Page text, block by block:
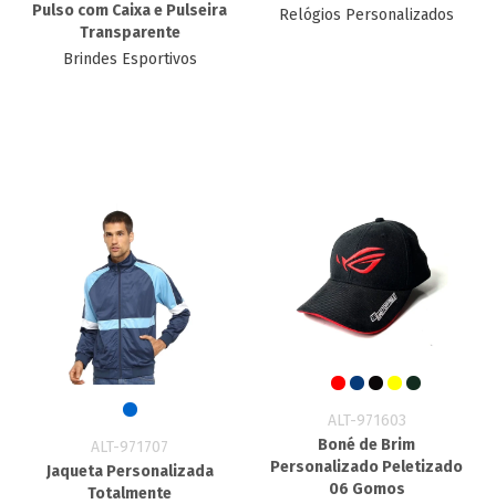
Pulso com Caixa e Pulseira
Transparente
Brindes Esportivos
Relógios Personalizados
ALT-971707
Jaqueta Personalizada
Totalmente
ALT-971603
Boné de Brim
Personalizado Peletizado
06 Gomos